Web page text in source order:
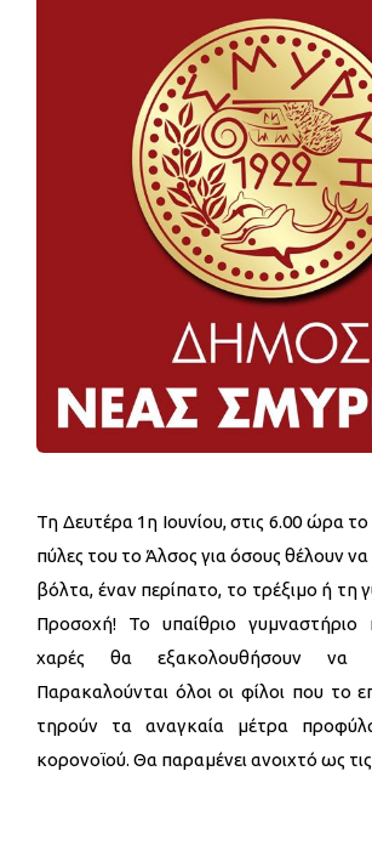
Τη Δευτέρα 1η Ιουνίου, στις 6.00 ώρα το
πύλες του το Άλσος για όσους θέλουν
βόλτα, έναν περίπατο, το τρέξιμο ή τη
Προσοχή! Το υπαίθριο γυμναστήριο
χαρές θα εξακολουθήσουν να
Παρακαλούνται όλοι οι φίλοι που το
τηρούν τα αναγκαία μέτρα
κορονοϊού. Θα παραμένει ανοιχτό ως